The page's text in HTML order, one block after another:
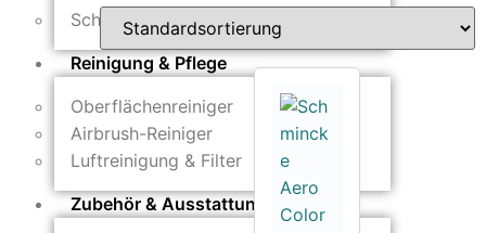
Schablonen & Templates
Reinigung & Pflege
Oberflächenreiniger
Airbrush-Reiniger
Luftreinigung & Filter
Zubehör & Ausstattung